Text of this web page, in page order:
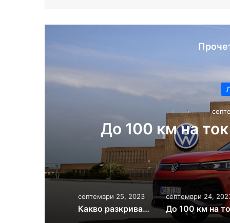
До 100 км на
септември 25, 2023
Какво разкрива най-опасният астероид в Слънчевата система
септември 24,